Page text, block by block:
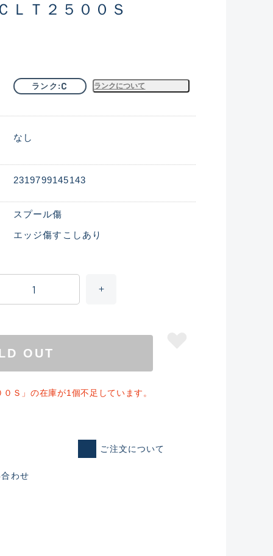
れた未使用
ＬＴ２５００Ｓ
ランク C ランクについて
なし
2319799145143
スプール傷
エッジ傷すこしあり
OUT
Ｓ」の在庫が1個不足しています。
ご注文について
わせ